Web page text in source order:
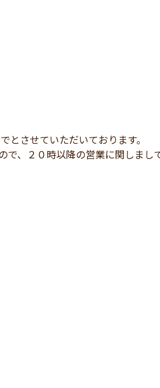
とさせていただいております。
、２０時以降の営業に関しまし